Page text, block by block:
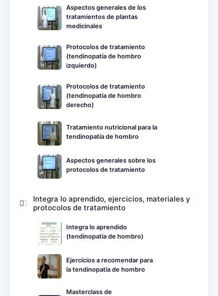
Aspectos generales de los
tratamientos de plantas
medicinales
Protocolos de tratamiento
(tendinopatía de hombro
izquierdo)
Protocolos de tratamiento
(tendinopatía de hombro
derecho)
Tratamiento nutricional para la
tendinopatía de hombro
Aspectos generales sobre los
protocolos de tratamiento
Integra lo aprendido, ejercicios, materiales y
protocolos de tratamiento
Integra lo aprendido
(tendinopatía de hombro)
Ejercicios a recomendar para
la tendinopatía de hombro
Masterclass de